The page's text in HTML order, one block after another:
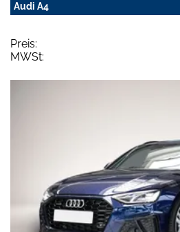
Audi A4
Preis:
MWSt: